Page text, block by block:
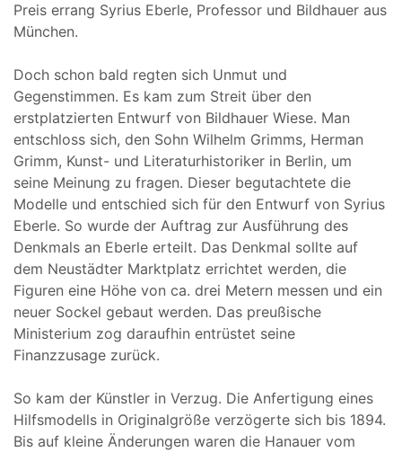
Preis errang Syrius Eberle, Professor und Bildhauer aus
München.
Doch schon bald regten sich Unmut und
Gegenstimmen. Es kam zum Streit über den
erstplatzierten Entwurf von Bildhauer Wiese. Man
entschloss sich, den Sohn Wilhelm Grimms, Herman
Grimm, Kunst- und Literaturhistoriker in Berlin, um
seine Meinung zu fragen. Dieser begutachtete die
Modelle und entschied sich für den Entwurf von Syrius
Eberle. So wurde der Auftrag zur Ausführung des
Denkmals an Eberle erteilt. Das Denkmal sollte auf
dem Neustädter Marktplatz errichtet werden, die
Figuren eine Höhe von ca. drei Metern messen und ein
neuer Sockel gebaut werden. Das preußische
Ministerium zog daraufhin entrüstet seine
Finanzzusage zurück.
So kam der Künstler in Verzug. Die Anfertigung eines
Hilfsmodells in Originalgröße verzögerte sich bis 1894.
Bis auf kleine Änderungen waren die Hanauer vom